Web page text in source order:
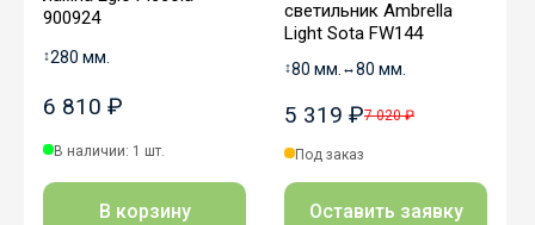
900924
↕280 мм.
6 810 ₽
В наличии: 1 шт.
В корзину
светильник Ambrella
Light Sota FW144
↕80 мм. ↔80 мм.
5 319 ₽7 020 ₽
Под заказ
Оставить заявку